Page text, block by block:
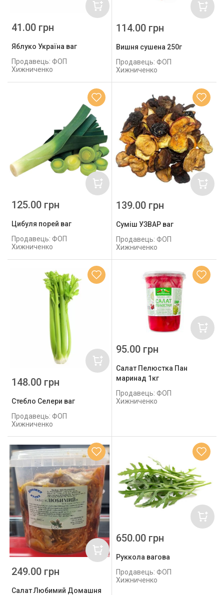
Яблуко Україна ваг
Продавець: ФОП
Хижниченко
41.00 грн
Вишня сушена 250г
Продавець: ФОП
Хижниченко
114.00 грн
Цибуля порей ваг
Продавець: ФОП
Хижниченко
125.00 грн
Суміш УЗВАР ваг
Продавець: ФОП
Хижниченко
139.00 грн
Стебло Селери ваг
Продавець: ФОП
Хижниченко
148.00 грн
Салат Пелюстка Пан
маринад 1кг
Продавець: ФОП
Хижниченко
95.00 грн
Салат Любимий Домашня
249.00 грн
Руккола вагова
Продавець: ФОП
Хижниченко
650.00 грн